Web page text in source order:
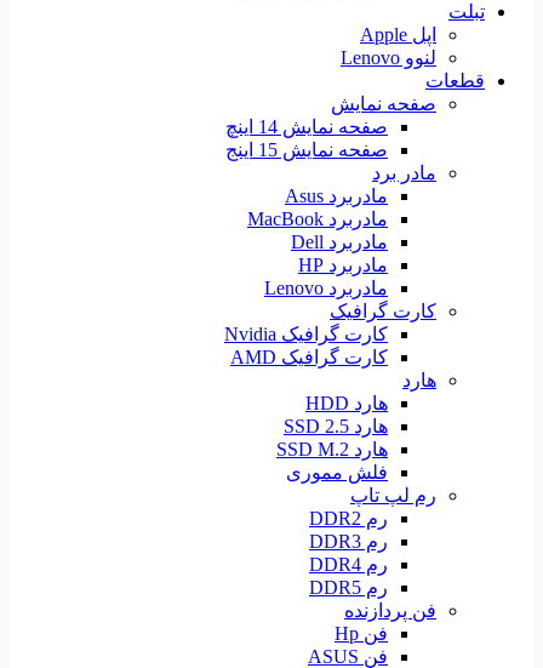
تبلت
اپل Apple
لنوو Lenovo
قطعات
صفحه نمایش
صفحه نمایش 14 اینچ
صفحه نمایش 15 اینج
مادر برد
مادربرد Asus
مادربرد MacBook
مادربرد Dell
مادربرد HP
مادربرد Lenovo
کارت گرافیک
کارت گرافیک Nvidia
کارت گرافیک AMD
هارد
هارد HDD
هارد SSD 2.5
هارد SSD M.2
فلش مموری
رم لپ تاپ
رم DDR2
رم DDR3
رم DDR4
رم DDR5
فن پردازنده
فن Hp
فن ASUS